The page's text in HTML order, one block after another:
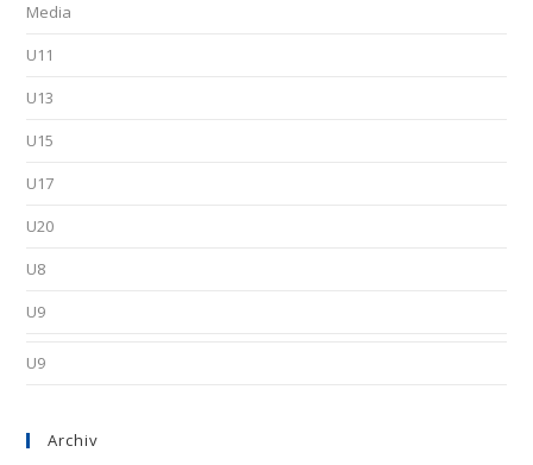
Media
U11
U13
U15
U17
U20
U8
U9
U9
Archiv